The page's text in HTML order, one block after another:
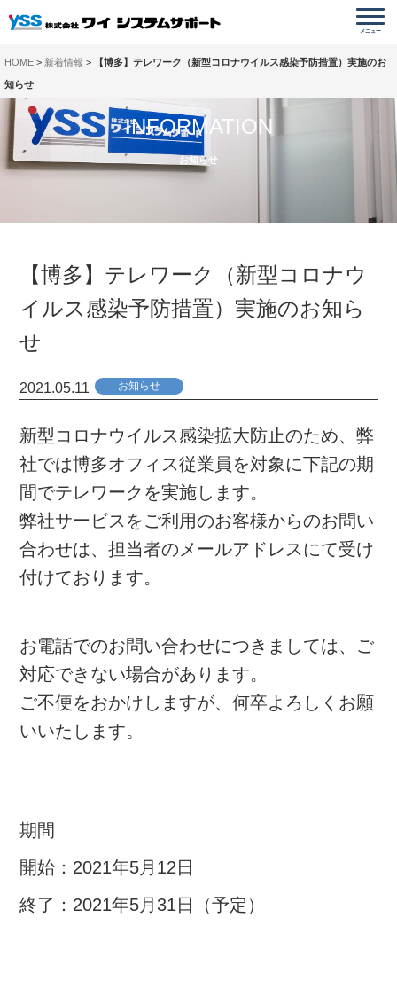
メニュー
HOME 新着情報 【博多】テレワーク（新型コロナウイルス感染予防措置）実施のお
知らせ
INFORMATION
お知らせ
【博多】テレワーク（新型コロナウ
イルス感染予防措置）実施のお知ら
せ
2021.05.11 お知らせ
新型コロナウイルス感染拡大防止のため、弊
社では博多オフィス従業員を対象に下記の期
間でテレワークを実施します。
弊社サービスをご利用のお客様からのお問い
合わせは、担当者のメールアドレスにて受け
付けております。
お電話でのお問い合わせにつきましては、ご
対応できない場合があります。
ご不便をおかけしますが、何卒よろしくお願
いいたします。
期間
開始：2021年5月12日
終了：2021年5月31日（予定）